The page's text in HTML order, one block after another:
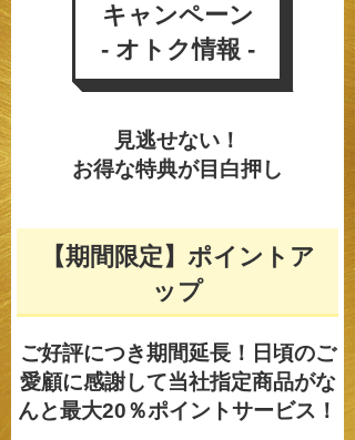
キャンペーン
- オトク情報 -
見逃せない！
お得な特典が目白押し
【期間限定】ポイントア
ップ
ご好評につき期間延長！ 日頃のご
愛顧に感謝して当社指定商品がな
んと最大20％ポイントサービス！